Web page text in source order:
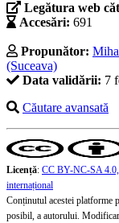
Legătura web
Accesări: 691
Propunător:
(Suceava)
Data validării: 7
Căutare avansată
Licență: CC BY-NC-SA
internațional
Conținutul acestei platforme
posibil, a autorului.